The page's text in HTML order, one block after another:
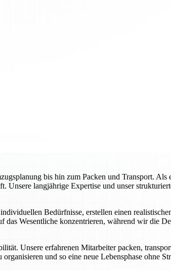
bis hin zum Packen und Transport. Als
langjährige Expertise und unser
Bedürfnisse, erstellen einen
Wesentliche konzentrieren, während wir die
Unsere erfahrenen Mitarbeiter packen,
und so eine neue Lebensphase ohne